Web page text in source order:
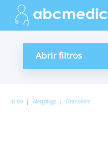
Abrir filtros
Inicio | Alergólogo | Granollers